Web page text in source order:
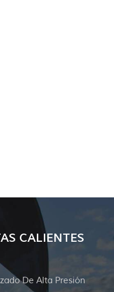
CALIENTES
De Alta Presión